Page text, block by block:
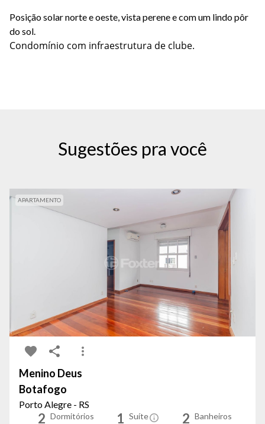
Posição solar norte e oeste, vista perene e com um lindo pôr
do sol.
Condomínio com infraestrutura de clube.
Sugestões pra você
APARTAMENTO
Menino Deus
Botafogo
Porto Alegre - RS
2 Dormitórios 1 Suíte 2 Banheiros